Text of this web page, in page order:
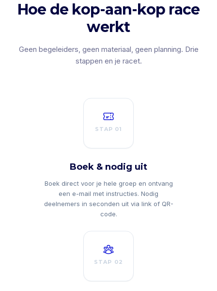
Hoe de kop-aan-kop race
werkt
Geen begeleiders, geen materiaal, geen planning. Drie
stappen en je racet.
STAP 01
Boek & nodig uit
Boek direct voor je hele groep en ontvang
een e-mail met instructies. Nodig
deelnemers in seconden uit via link of QR-
code.
STAP 02